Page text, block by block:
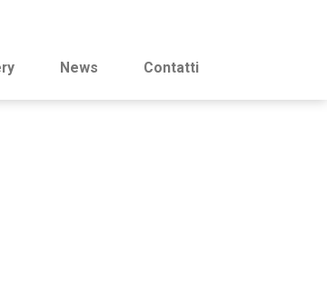
News Contatti